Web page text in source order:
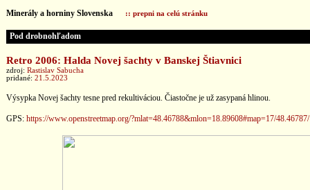
Minerály a horniny Slovenska :: prepni na celú stránku
Pod drobnohľadom
Retro 2006: Halda Novej šachty v Banskej Štiavnici
zdroj: Rastislav Sabucha
pridané: 21.5.2023
Výsypka Novej šachty tesne pred rekultiváciou. Čiastočne je už zasypaná hlinou.
GPS: https://www.openstreetmap.org/?mlat=48.46788&mlon=18.89608#map=17/